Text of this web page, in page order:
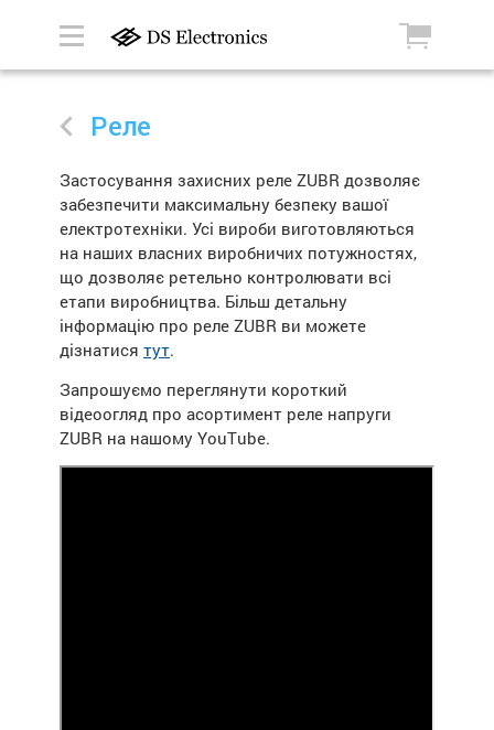
Реле
Застосування захисних реле ZUBR дозволяє
забезпечити максимальну безпеку вашої
електротехніки. Усі вироби виготовляються
на наших власних виробничих потужностях,
що дозволяє ретельно контролювати всі
етапи виробництва. Більш детальну
інформацію про реле ZUBR ви можете
дізнатися тут.
Запрошуємо переглянути короткий
відеоогляд про асортимент реле напруги
ZUBR на нашому YouTube.